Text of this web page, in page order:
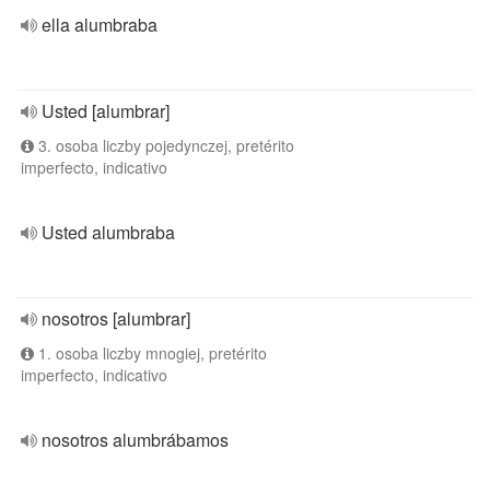
ella alumbraba
Usted [alumbrar]
3. osoba liczby pojedynczej, pretérito
imperfecto, indicativo
Usted alumbraba
nosotros [alumbrar]
1. osoba liczby mnogiej, pretérito
imperfecto, indicativo
nosotros alumbrábamos